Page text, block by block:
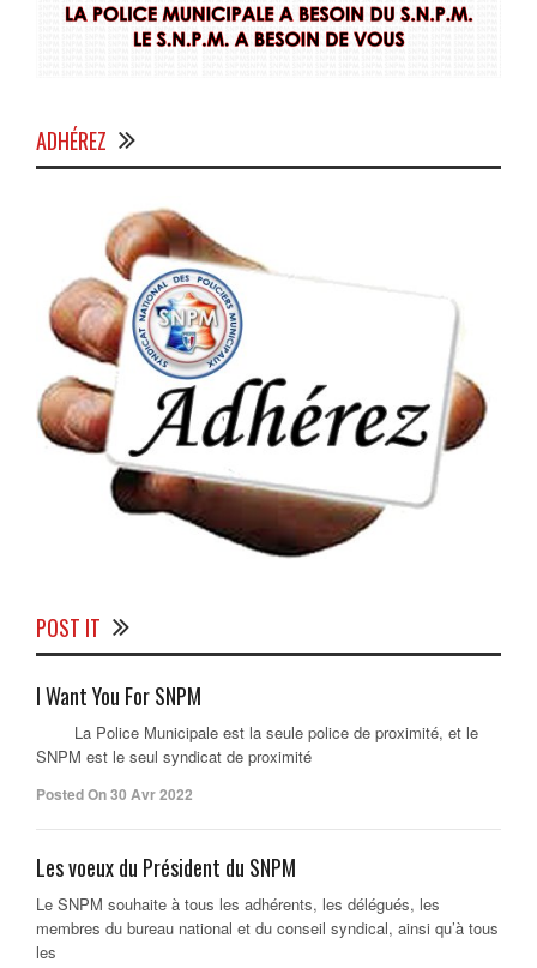
ADHÉREZ
POST IT
I Want You For SNPM
La Police Municipale est la seule police de proximité, et le
SNPM est le seul syndicat de proximité
Posted On 30 Avr 2022
Les voeux du Président du SNPM
Le SNPM souhaite à tous les adhérents, les délégués, les
membres du bureau national et du conseil syndical, ainsi qu’à tous
les